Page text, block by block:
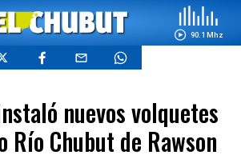
90.1 Mhz
nuevos volquetes
Río Chubut de Rawson